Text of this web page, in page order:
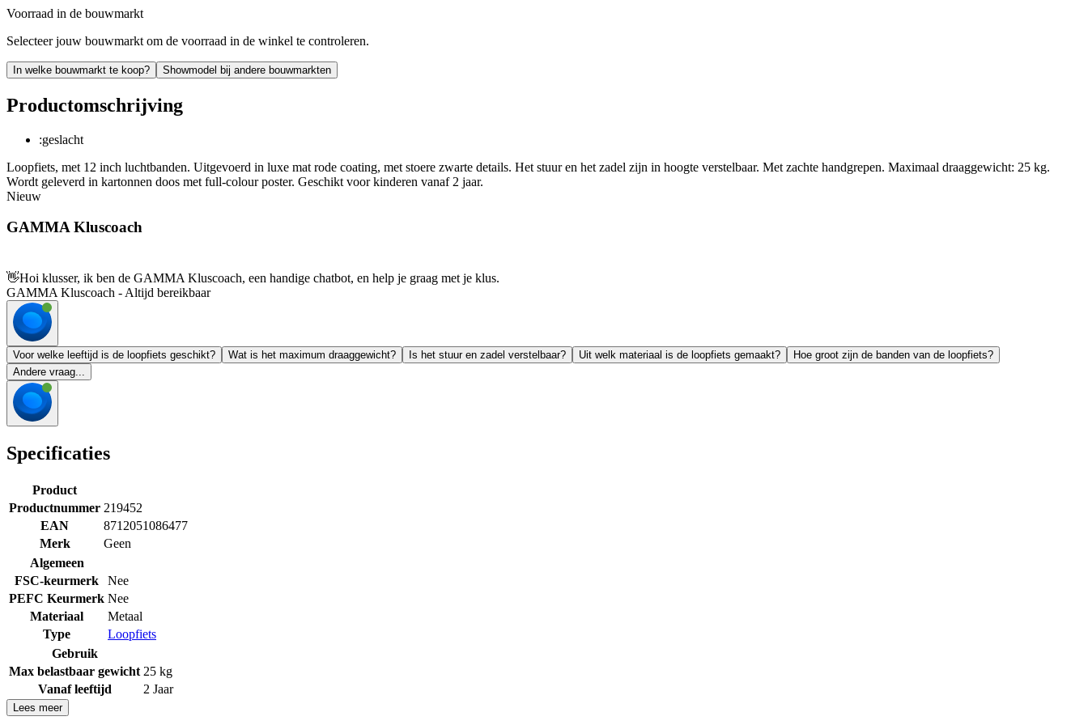
Voorraad in de bouwmarkt
Selecteer jouw bouwmarkt om de voorraad in de winkel te controleren.
In welke bouwmarkt te koop? Showmodel bij andere bouwmarkten
Productomschrijving
:geslacht
Loopfiets, met 12 inch luchtbanden. Uitgevoerd in luxe mat rode coating, met stoere zwarte details. Het stuur en het zadel zijn in hoogte verstelbaar. Met zachte handgrepen. Maximaal draaggewicht: 25 kg.
Wordt geleverd in kartonnen doos met full-colour poster. Geschikt voor kinderen vanaf 2 jaar.
Nieuw
GAMMA Kluscoach
👋Hoi klusser, ik ben de GAMMA Kluscoach, een handige chatbot, en help je graag met je klus.
GAMMA Kluscoach - Altijd bereikbaar
Voor welke leeftijd is de loopfiets geschikt? Wat is het maximum draaggewicht? Is het stuur en zadel verstelbaar? Uit welk materiaal is de loopfiets gemaakt?
Hoe groot zijn de banden van de loopfiets?
Andere vraag...
Specificaties
Product
Productnummer 219452
EAN
8712051086477
Merk
Geen
Algemeen
FSC-keurmerk
Nee
PEFC Keurmerk Nee
Materiaal
Metaal
Type
Loopfiets
Gebruik
Max belastbaar gewicht 25 kg
Vanaf leeftijd
2 Jaar
Lees meer